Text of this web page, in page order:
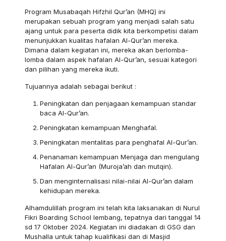
Program Musabaqah Hifzhil Qur’an (MHQ) ini
merupakan sebuah program yang menjadi salah satu
ajang untuk para peserta didik kita berkompetisi dalam
menunjukkan kualitas hafalan Al-Qur’an mereka.
Dimana dalam kegiatan ini, mereka akan berlomba-
lomba dalam aspek hafalan Al-Qur’an, sesuai kategori
dan pilihan yang mereka ikuti.
Tujuannya adalah sebagai berikut :
Peningkatan dan penjagaan kemampuan standar
baca Al-Qur’an.
Peningkatan kemampuan Menghafal.
Peningkatan mentalitas para penghafal Al-Qur’an.
Penanaman kemampuan Menjaga dan mengulang
Hafalan Al-Qur’an (Muroja’ah dan mutqin).
Dan menginternalisasi nilai-nilai Al-Qur’an dalam
kehidupan mereka.
Alhamdulillah program ini telah kita laksanakan di Nurul
Fikri Boarding School lembang, tepatnya dari tanggal 14
sd 17 Oktober 2024. Kegiatan ini diadakan di GSG dan
Mushalla untuk tahap kualifikasi dan di Masjid